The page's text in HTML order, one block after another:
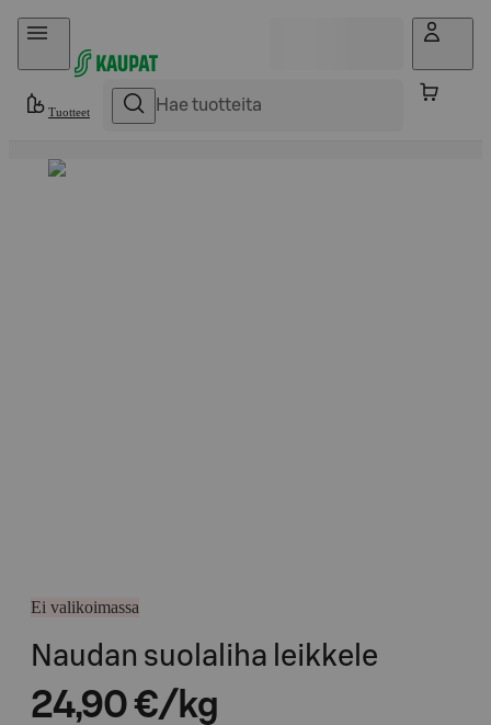
Hyppää sisältöön
Tuotteet
Ei valikoimassa
Naudan suolaliha leikkele
24,90 €/kg